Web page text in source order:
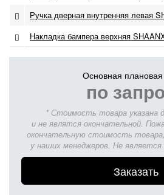
Ручка дверная внутренняя левая
Накладка бампера верхняя
Основная
по
* Стоимость товара указана
и не являтся окончательной.
окончательную стоимость
у наших менеджеров. Не
Заказать